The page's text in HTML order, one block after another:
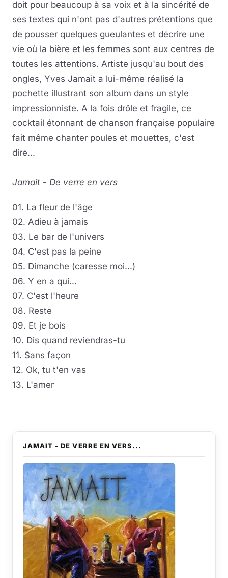
doit pour beaucoup à sa voix et à la sincérité de
ses textes qui n'ont pas d'autres prétentions que
de pousser quelques gueulantes et décrire une
vie où la bière et les femmes sont aux centres de
toutes les attentions. Artiste jusqu'au bout des
ongles, Yves Jamait a lui-même réalisé la
pochette illustrant son album dans un style
impressionniste. A la fois drôle et fragile, ce
cocktail étonnant de chanson française populaire
fait même chanter poules et mouettes, c'est
dire...
Jamait - De verre en vers
01. La fleur de l'âge
02. Adieu à jamais
03. Le bar de l'univers
04. C'est pas la peine
05. Dimanche (caresse moi...)
06. Y en a qui...
07. C'est l'heure
08. Reste
09. Et je bois
10. Dis quand reviendras-tu
11. Sans façon
12. Ok, tu t'en vas
13. L'amer
JAMAIT - DE VERRE EN VERS...